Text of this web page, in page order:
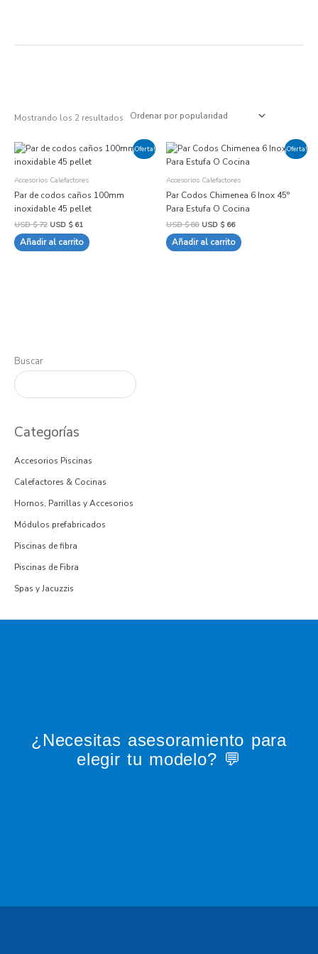
Buscar
Categorías
Accesorios Piscinas
Calefactores & Cocinas
Hornos, Parrillas y Accesorios
Módulos prefabricados
Piscinas de fibra
Piscinas de Fibra
Spas y Jacuzzis
Mostrando los 2 resultados
por
¡Oferta!
Accesorios Calefactores
Par de codos caños 100mm
inoxidable 45 pellet
USD $72
El
original
USD
$ 72.
USD $61
El
actual
USD
$ 61.
Añadir al carrito
¡Oferta!
Accesorios Calefactores
Par Codos Chimenea 6 Inox 45°
Para Estufa O Cocina
USD $80
El
original
USD
$ 80.
USD $66
El
actual
USD
$ 66.
Añadir al carrito
¿Necesitas asesoramiento para
elegir tu modelo? 💬